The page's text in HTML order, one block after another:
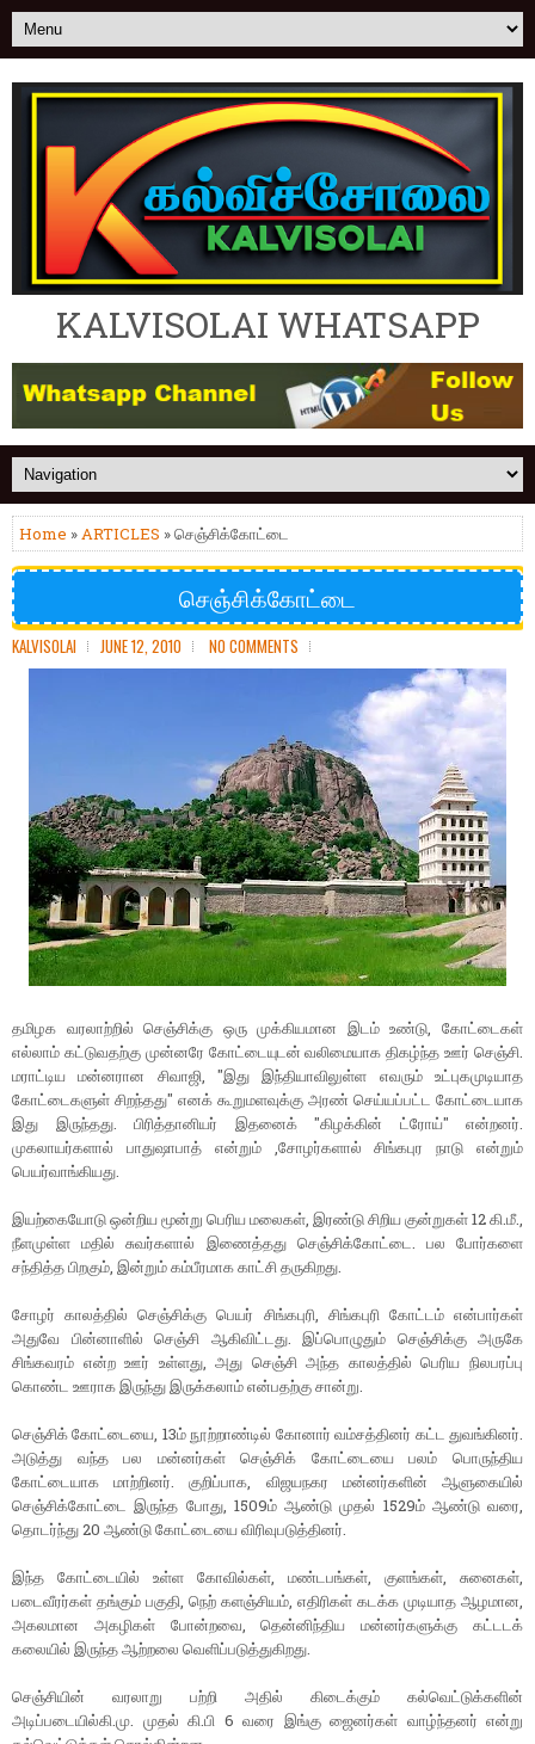
KALVISOLAI WHATSAPP
Home »ARTICLES » செஞ்சிக்கோட்டை
செஞ்சிக்கோட்டை
KALVISOLAI JUNE 12, 2010 NO COMMENTS
தமிழக வரலாற்றில் செஞ்சிக்கு ஒரு முக்கியமான இடம் உண்டு, கோட்டைகள்
எல்லாம் கட்டுவதற்கு முன்னரே கோட்டையுடன் வலிமையாக திகழ்ந்த ஊர் செஞ்சி.
மராட்டிய மன்னரான சிவாஜி, "இது இந்தியாவிலுள்ள எவரும் உட்புகமுடியாத
கோட்டைகளுள் சிறந்தது" எனக் கூறுமளவுக்கு அரண் செய்யப்பட்ட கோட்டையாக
இது இருந்தது. பிரித்தானியர் இதனைக் "கிழக்கின் ட்ரோய்" என்றனர்.
முகலாயர்களால் பாதுஷாபாத் என்றும் ,சோழர்களால் சிங்கபுர நாடு என்றும்
பெயர்வாங்கியது.
இயற்கையோடு ஒன்றிய மூன்று பெரிய மலைகள், இரண்டு சிறிய குன்றுகள் 12 கி.மீ.,
நீளமுள்ள மதில் சுவர்களால் இணைத்தது செஞ்சிக்கோட்டை. பல போர்களை
சந்தித்த பிறகும், இன்றும் கம்பீரமாக காட்சி தருகிறது.
சோழர் காலத்தில் செஞ்சிக்கு பெயர் சிங்கபுரி, சிங்கபுரி கோட்டம் என்பார்கள்
அதுவே பின்னாளில் செஞ்சி ஆகிவிட்டது. இப்பொழுதும் செஞ்சிக்கு அருகே
சிங்கவரம் என்ற ஊர் உள்ளது, அது செஞ்சி அந்த காலத்தில் பெரிய நிலபரப்பு
கொண்ட ஊராக இருந்து இருக்கலாம் என்பதற்கு சான்று.
செஞ்சிக் கோட்டையை, 13ம் நூற்றாண்டில் கோனார் வம்சத்தினர் கட்ட துவங்கினர்.
அடுத்து வந்த பல மன்னர்கள் செஞ்சிக் கோட்டையை பலம் பொருந்திய
கோட்டையாக மாற்றினர். குறிப்பாக, விஜயநகர மன்னர்களின் ஆளுகையில்
செஞ்சிக்கோட்டை இருந்த போது, 1509ம் ஆண்டு முதல் 1529ம் ஆண்டு வரை,
தொடர்ந்து 20 ஆண்டு கோட்டையை விரிவுபடுத்தினர்.
இந்த கோட்டையில் உள்ள கோவில்கள், மண்டபங்கள், குளங்கள், சுனைகள்,
படைவீரர்கள் தங்கும் பகுதி, நெற் களஞ்சியம், எதிரிகள் கடக்க முடியாத ஆழமான,
அகலமான அகழிகள் போன்றவை, தென்னிந்திய மன்னர்களுக்கு கட்டடக்
கலையில் இருந்த ஆற்றலை வெளிப்படுத்துகிறது.
செஞ்சியின் வரலாறு பற்றி அதில் கிடைக்கும் கல்வெட்டுக்களின்
அடிப்படையில்கி.மு. முதல் கி.பி 6 வரை இங்கு ஜைனர்கள் வாழ்ந்தனர் என்று